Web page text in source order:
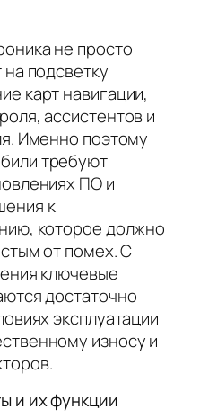
не просто
подсветку
карт навигации,
ассистентов и
Именно поэтому
требуют
ПО и
к
которое должно
от помех. С
ключевые
достаточно
эксплуатации
износу и
и их функции